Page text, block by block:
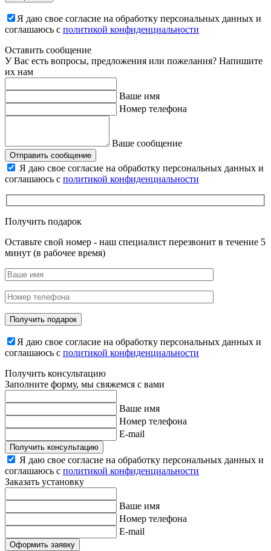
Я даю свое согласие на обработку персональных данных и
соглашаюсь с политикой конфиденциальности
Оставить сообщение
У Вас есть вопросы, предложения или пожелания? Напишите
их нам
Ваше имя
Номер телефона
Ваше сообщение
Отправить сообщение
Я даю свое согласие на обработку персональных данных и
соглашаюсь с политикой конфиденциальности
Получить подарок
Оставьте свой номер - наш специалист перезвонит в течение 5
минут (в рабочее время)
Я даю свое согласие на обработку персональных данных и
соглашаюсь с политикой конфиденциальности
Получить консультацию
Заполните форму, мы свяжемся с вами
Ваше имя
Номер телефона
E-mail
Получить консультацию
Я даю свое согласие на обработку персональных данных и
соглашаюсь с политикой конфиденциальности
Заказать установку
Ваше имя
Номер телефона
E-mail
Оформить заявку